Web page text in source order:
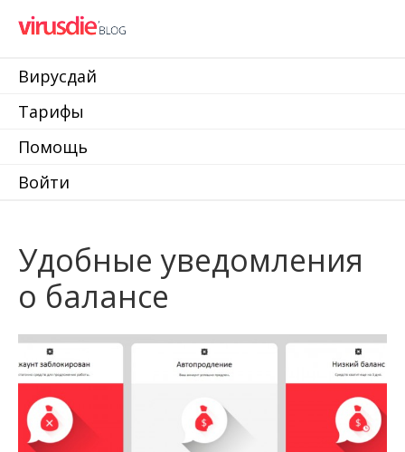
Вирусдай
Тарифы
Помощь
Войти
Удобные уведомления
о балансе